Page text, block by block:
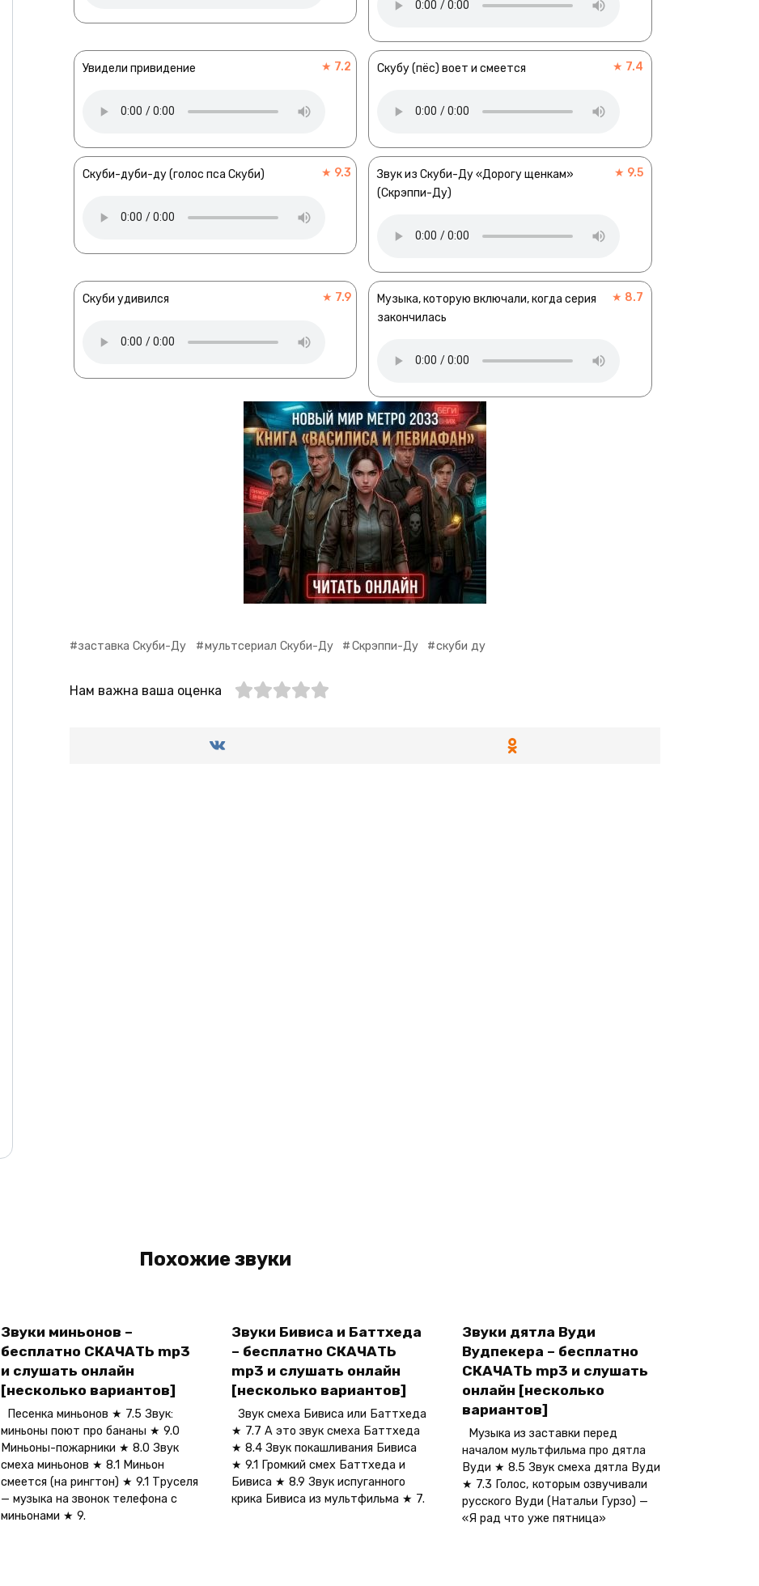
Увидели привидение ★ 7.2 Скубу (пёс) воет и смеется ★ 7.4
Скуби-дуби-ду (голос пса Скуби) ★ 9.3
Звук из Скуби-Ду «Дорогу щенкам»
(Скрэппи-Ду)
★ 9.5
Скуби удивился ★ 7.9
Музыка, которую включали, когда серия
закончилась
★ 8.7
заставка Скуби-Ду мультсериал Скуби-Ду Скрэппи-Ду скуби ду
Нам важна ваша оценка
Похожие звуки
Звуки миньонов –
бесплатно СКАЧАТЬ mp3
и слушать онлайн
[несколько вариантов]
Песенка миньонов ★ 7.5 Звук:
миньоны поют про бананы ★ 9.0
Миньоны-пожарники ★ 8.0 Звук
смеха миньонов ★ 8.1 Миньон
смеется (на рингтон) ★ 9.1 Труселя
— музыка на звонок телефона с
миньонами ★ 9.
Звуки Бивиса и Баттхеда
– бесплатно СКАЧАТЬ
mp3 и слушать онлайн
[несколько вариантов]
Звук смеха Бивиса или Баттхеда
★ 7.7 А это звук смеха Баттхеда
★ 8.4 Звук покашливания Бивиса
★ 9.1 Громкий смех Баттхеда и
Бивиса ★ 8.9 Звук испуганного
крика Бивиса из мультфильма ★ 7.
Звуки дятла Вуди
Вудпекера – бесплатно
СКАЧАТЬ mp3 и слушать
онлайн [несколько
вариантов]
Музыка из заставки перед
началом мультфильма про дятла
Вуди ★ 8.5 Звук смеха дятла Вуди
★ 7.3 Голос, которым озвучивали
русского Вуди (Натальи Гурзо) —
«Я рад что уже пятница»